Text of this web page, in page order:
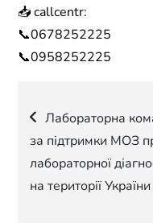
📥 callcentr:
📞0678252225
📞0958252225
записів
Лабораторна
за підтримки МОЗ
лабораторної
на території України